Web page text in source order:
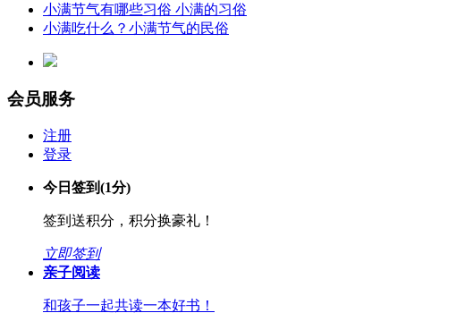
小满节气有哪些习俗 小满的习俗
小满吃什么？小满节气的民俗
会员服务
注册
登录
今日签到(1分)
签到送积分，积分换豪礼！
立即签到
亲子阅读
和孩子一起共读一本好书！